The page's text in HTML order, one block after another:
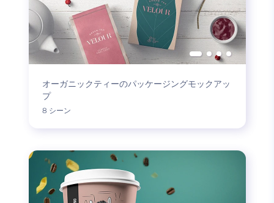
オーガニックティーのパッケージングモックアッ
プ
8 シーン